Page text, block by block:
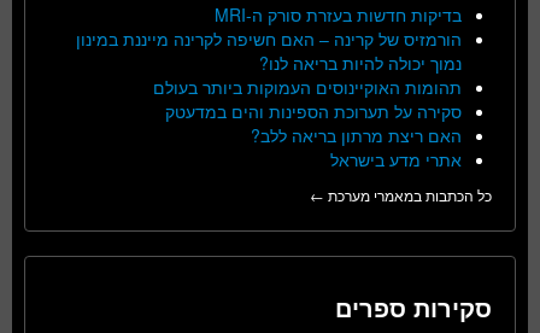
בדיקות חדשות בעזרת סורק ה-MRI
הורמזיס של קרינה – האם חשיפה לקרינה מייננת במינון
נמוך יכולה להיות בריאה לנו?
תהומות האוקיינוסים העמוקות ביותר בעולם
סקירה על תערוכת הספינות והים במדעטק
האם ריצת מרתון בריאה ללב?
אתרי מדע בישראל
כל הכתבות במאמרי מערכת ←
סקירות ספרים